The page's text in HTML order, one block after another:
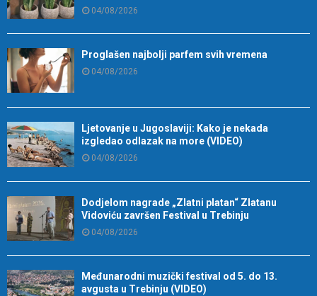
04/08/2026
Proglašen najbolji parfem svih vremena
04/08/2026
Ljetovanje u Jugoslaviji: Kako je nekada
izgledao odlazak na more (VIDEO)
04/08/2026
Dodjelom nagrade „Zlatni platan“ Zlatanu
Vidoviću završen Festival u Trebinju
04/08/2026
Međunarodni muzički festival od 5. do 13.
avgusta u Trebinju (VIDEO)